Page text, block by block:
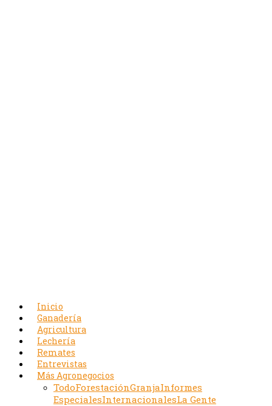
Inicio
Ganadería
Agricultura
Lechería
Remates
Entrevistas
Más Agronegocios
TodoForestaciónGranjaInformes
EspecialesInternacionalesLa Gente